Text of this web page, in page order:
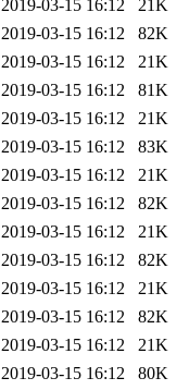
2019-03-15 16:12
21K
2019-03-15 16:12
82K
2019-03-15 16:12
21K
2019-03-15 16:12
81K
2019-03-15 16:12
21K
2019-03-15 16:12
83K
2019-03-15 16:12
21K
2019-03-15 16:12
82K
2019-03-15 16:12
21K
2019-03-15 16:12
82K
2019-03-15 16:12
21K
2019-03-15 16:12
82K
2019-03-15 16:12
21K
2019-03-15 16:12
80K